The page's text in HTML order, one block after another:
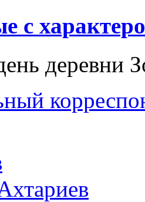
с
деревни